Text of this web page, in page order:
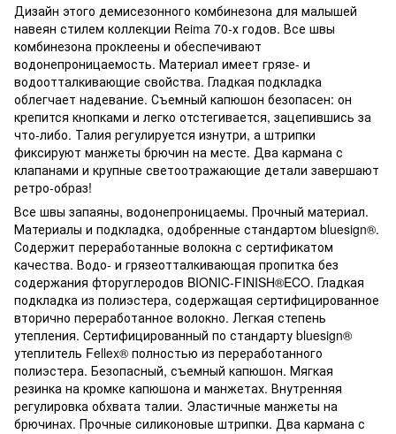
Дизайн этого демисезонного комбинезона для малышей
навеян стилем коллекции Reima 70-х годов. Все швы
комбинезона проклеены и обеспечивают
водонепроницаемость. Материал имеет грязе- и
водоотталкивающие свойства. Гладкая подкладка
облегчает надевание. Съемный капюшон безопасен: он
крепится кнопками и легко отстегивается, зацепившись за
что-либо. Талия регулируется изнутри, а штрипки
фиксируют манжеты брючин на месте. Два кармана с
клапанами и крупные светоотражающие детали завершают
ретро-образ!
Все швы запаяны, водонепроницаемы. Прочный материал.
Материалы и подкладка, одобренные стандартом bluesign®.
Содержит переработанные волокна с сертификатом
качества. Водо- и грязеотталкивающая пропитка без
содержания фторуглеродов BIONIC-FINISH®ECO. Гладкая
подкладка из полиэстера, содержащая сертифицированное
вторично переработанное волокно. Легкая степень
утепления. Сертифицированный по стандарту bluesign®
утеплитель Fellex® полностью из переработанного
полиэстера. Безопасный, съемный капюшон. Мягкая
резинка на кромке капюшона и манжетах. Внутренняя
регулировка обхвата талии. Эластичные манжеты на
брючинах. Прочные силиконовые штрипки. Два кармана с